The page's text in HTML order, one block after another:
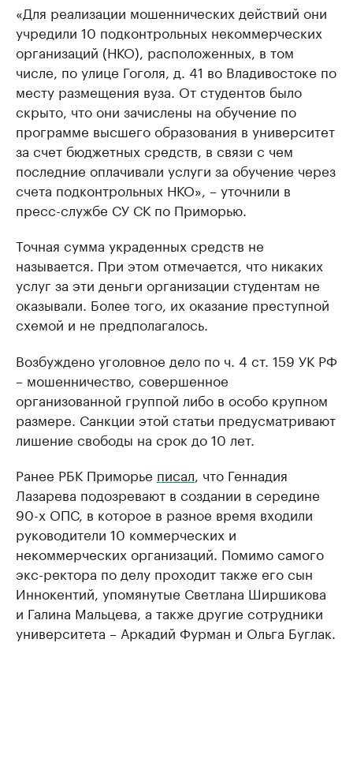
«Для реализации мошеннических действий они
учредили 10 подконтрольных некоммерческих
организаций (НКО), расположенных, в том
числе, по улице Гоголя, д. 41 во Владивостоке по
месту размещения вуза. От студентов было
скрыто, что они зачислены на обучение по
программе высшего образования в университет
за счет бюджетных средств, в связи с чем
последние оплачивали услуги за обучение через
счета подконтрольных НКО», – уточнили в
пресс-службе СУ СК по Приморью.
Точная сумма украденных средств не
называется. При этом отмечается, что никаких
услуг за эти деньги организации студентам не
оказывали. Более того, их оказание преступной
схемой и не предполагалось.
Возбуждено уголовное дело по ч. 4 ст. 159 УК РФ
– мошенничество, совершенное
организованной группой либо в особо крупном
размере. Санкции этой статьи предусматривают
лишение свободы на срок до 10 лет.
Ранее РБК Приморье писал , что Геннадия
Лазарева подозревают в создании в середине
90-х ОПС, в которое в разное время входили
руководители 10 коммерческих и
некоммерческих организаций. Помимо самого
экс-ректора по делу проходит также его сын
Иннокентий, упомянутые Светлана Ширшикова
и Галина Мальцева, а также другие сотрудники
университета – Аркадий Фурман и Ольга Буглак.